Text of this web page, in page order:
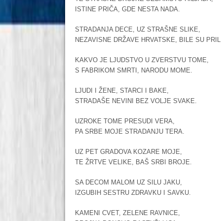
ISTINE PRIČA, GDE NESTA NADA.
STRADANJA DECE, UZ STRAŠNE SLIKE,
NEZAVISNE DRŽAVE HRVATSKE, BILE SU
KAKVO JE LJUDSTVO U ZVERSTVU TOME,
S FABRIKOM SMRTI, NARODU MOME.
LJUDI I ŽENE, STARCI I BAKE,
STRADAŠE NEVINI BEZ VOLJE SVAKE.
UZROKE TOME PRESUDI VERA,
PA SRBE MOJE STRADANJU TERA.
UZ PET GRADOVA KOZARE MOJE,
TE ŽRTVE VELIKE, BAŠ SRBI BROJE.
SA DECOM MALOM UZ SILU JAKU,
IZGUBIH SESTRU ZDRAVKU I SAVKU.
KAMENI CVET, ZELENE RAVNICE,